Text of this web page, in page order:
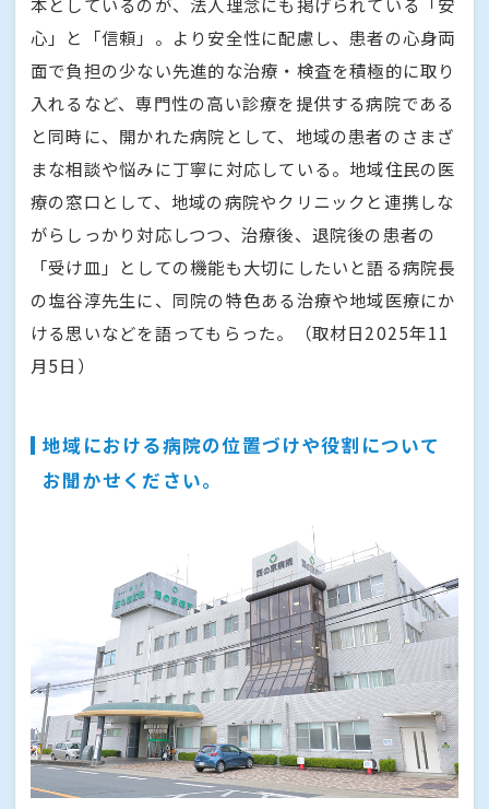
心」と「信頼」。より安全性に配慮し、患者の心身両
面で負担の少ない先進的な治療・検査を積極的に取り
入れるなど、専門性の高い診療を提供する病院である
と同時に、開かれた病院として、地域の患者のさまざ
まな相談や悩みに丁寧に対応している。地域住民の医
療の窓口として、地域の病院やクリニックと連携しな
がらしっかり対応しつつ、治療後、退院後の患者の
「受け皿」としての機能も大切にしたいと語る病院長
の塩谷淳先生に、同院の特色ある治療や地域医療にか
ける思いなどを語ってもらった。（取材日2025年11
月5日）
地域における病院の位置づけや役割について
お聞かせください。